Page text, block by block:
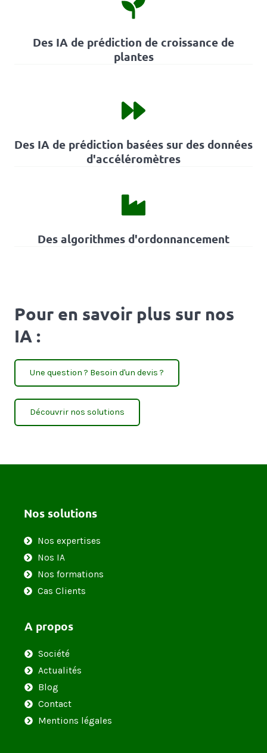
Des IA de prédiction de croissance de
plantes
Des IA de prédiction basées sur des données
d'accéléromètres
Des algorithmes d'ordonnancement
Pour en savoir plus sur nos
IA :
Une question ? Besoin d'un devis ?
Découvrir nos solutions
Nos solutions
Nos expertises
Nos IA
Nos formations
Cas Clients
A propos
Société
Actualités
Blog
Contact
Mentions légales